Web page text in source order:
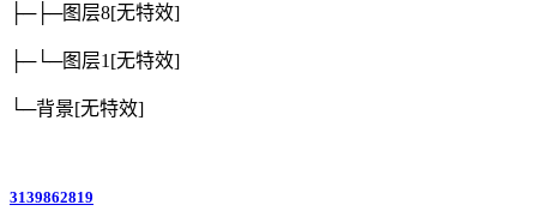
├─├─图层8[无特效]
├─└─图层1 [无特效]
└─背景[无特效]
3139862819